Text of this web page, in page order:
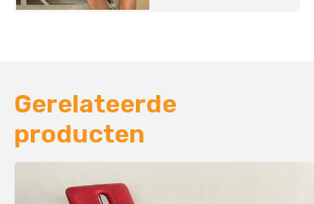
Gerelateerde
producten